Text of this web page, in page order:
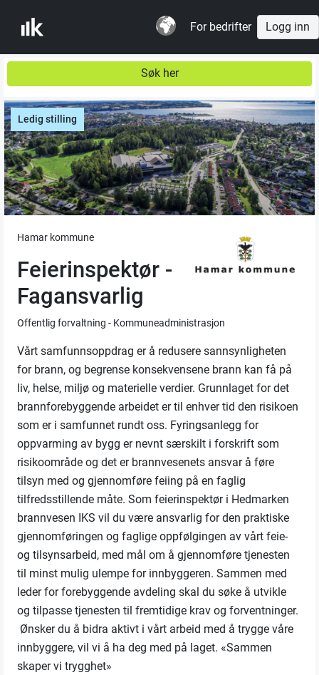
For bedrifter Logg inn
Søk her
Ledig stilling
Hamar kommune
Feierinspektør -
Fagansvarlig
Offentlig forvaltning - Kommuneadministrasjon
Vårt samfunnsoppdrag er å redusere sannsynligheten
for brann, og begrense konsekvensene brann kan få på
liv, helse, miljø og materielle verdier. Grunnlaget for det
brannforebyggende arbeidet er til enhver tid den risikoen
som er i samfunnet rundt oss. Fyringsanlegg for
oppvarming av bygg er nevnt særskilt i forskrift som
risikoområde og det er brannvesenets ansvar å føre
tilsyn med og gjennomføre feiing på en faglig
tilfredsstillende måte. Som feierinspektør i Hedmarken
brannvesen IKS vil du være ansvarlig for den praktiske
gjennomføringen og faglige oppfølgingen av vårt feie-
og tilsynsarbeid, med mål om å gjennomføre tjenesten
til minst mulig ulempe for innbyggeren. Sammen med
leder for forebyggende avdeling skal du søke å utvikle
og tilpasse tjenesten til fremtidige krav og forventninger.
Ønsker du å bidra aktivt i vårt arbeid med å trygge våre
innbyggere, vil vi å ha deg med på laget. «Sammen
skaper vi trygghet»